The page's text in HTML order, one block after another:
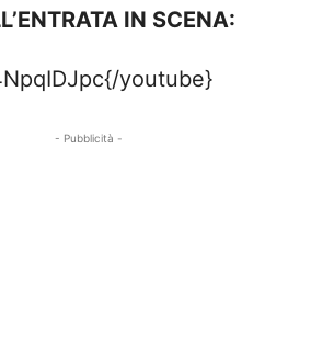
IN SCENA:
youtube}
- Pubblicità -